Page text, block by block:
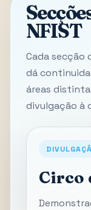
NFIST
Cada secção
dá
áreas
divulgação à
Circo